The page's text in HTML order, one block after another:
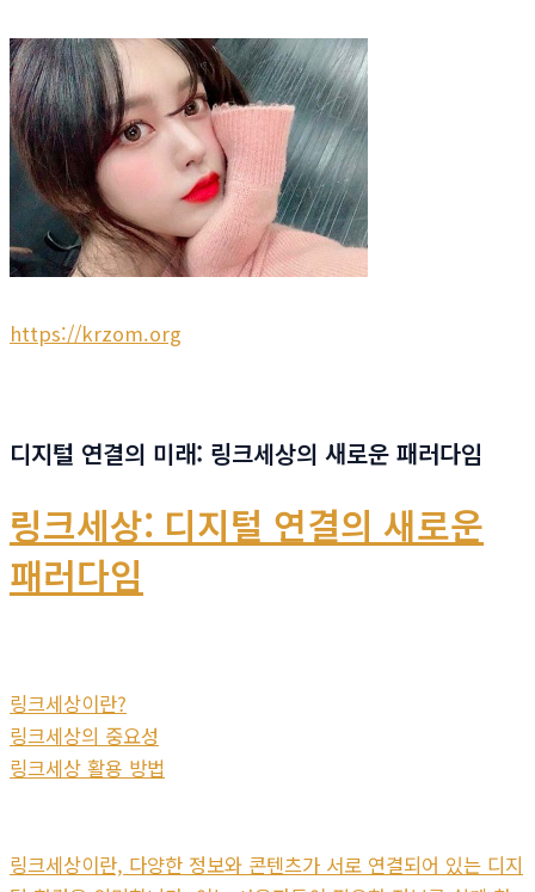
https://krzom.org
디지털 연결의 미래: 링크세상의 새로운 패러다임
링크세상: 디지털 연결의 새로운
패러다임
링크세상이란?
링크세상의 중요성
링크세상 활용 방법
링크세상이란, 다양한 정보와 콘텐츠가 서로 연결되어 있는 디지